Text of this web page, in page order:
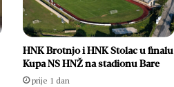
HNK Brotnjo i HNK Stolac u finalu
Kupa NS HNŽ na stadionu Bare
prije 1 dan